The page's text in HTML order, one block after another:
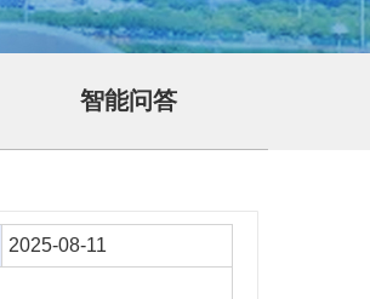
智能问答
2025-08-11